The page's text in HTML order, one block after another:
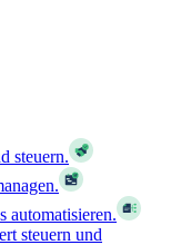
steuern.
automatisieren.
steuern und